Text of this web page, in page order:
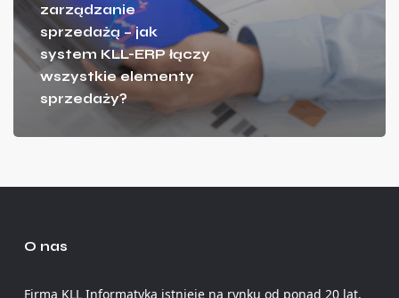
zarządzanie
sprzedażą – jak
system KLL-ERP łączy
wszystkie elementy
sprzedaży?
O nas
Firma KLL Informatyka istnieje na rynku od ponad 20 lat.